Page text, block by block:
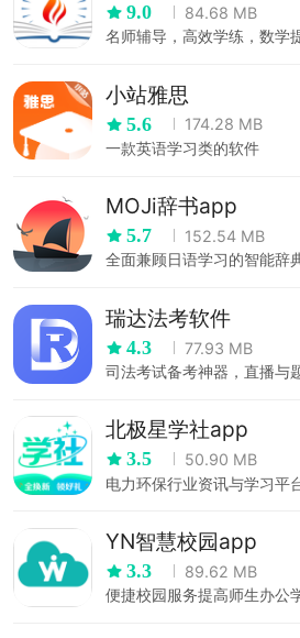
9.0
84.68 MB
名师辅导，高效学练，数学
小站雅思
5.6
174.28 MB
一款英语学习类的软件
MOJi辞书app
5.7
152.54 MB
全面兼顾日语学习的智能辞
瑞达法考软件
4.3
77.93 MB
司法考试备考神器，直播与
北极星学社app
3.5
50.90 MB
电力环保行业资讯与学习平
YN智慧校园app
3.3
89.62 MB
便捷校园服务提高师生办公